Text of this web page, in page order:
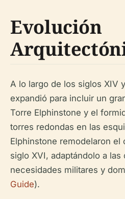
Evolución
A lo largo de los siglos XIV
expandió para incluir un
Torre Elphinstone y el
torres redondas en las
Elphinstone remodelaron el
siglo XVI, adaptándolo a las
necesidades militares y
Guide).